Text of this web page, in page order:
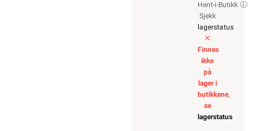
Hent-i-Butikk
Sjekk
lagerstatus
Finnes
ikke
på
lager i
butikkene,
se
lagerstatus